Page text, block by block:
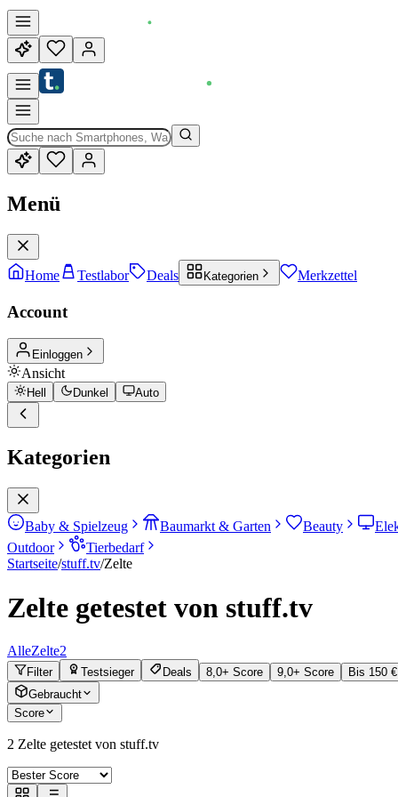
Menü
Home Testlabor Deals Kategorien Merkzettel
Account
Einloggen
Ansicht
Hell Dunkel Auto
Kategorien
Baby & Spielzeug Baumarkt & Garten Beauty
Outdoor
Tierbedarf
Startseite/stuff.tv/Zelte
Zelte getestet von stuff.tv
AlleZelte2
Filter Testsieger Deals 8,0+ Score 9,0+ Score Bis 150 €
Gebraucht
Score
2 Zelte getestet von stuff.tv